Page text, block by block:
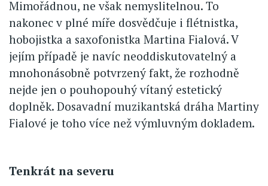
Mimořádnou, ne však nemyslitelnou. To
nakonec v plné míře dosvědčuje i flétnistka,
hobojistka a saxofonistka Martina Fialová. V
jejím případě je navíc neoddiskutovatelný a
mnohonásobně potvrzený fakt, že rozhodně
nejde jen o pouhopouhý vítaný estetický
doplněk. Dosavadní muzikantská dráha Martiny
Fialové je toho více než výmluvným dokladem.
Tenkrát na severu